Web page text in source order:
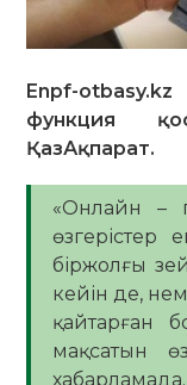
Enpf-
функция
ҚазАқпарат.
«Онлайн –
өзгерістер
біржолғы
кейін де,
қайтарған
мақсатын
хабарламада.